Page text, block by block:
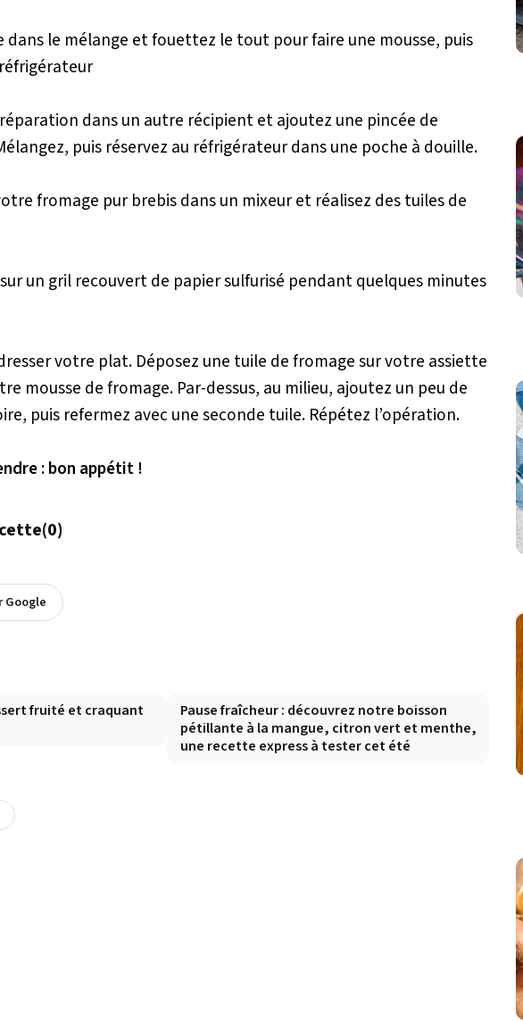
dans le mélange et fouettez le tout pour faire une mousse, puis
dans un autre récipient et ajoutez une pincée de
puis réservez au réfrigérateur dans une poche à douille.
fromage pur brebis dans un mixeur et réalisez des tuiles de
un gril recouvert de papier sulfurisé pendant quelques minutes
votre plat. Déposez une tuile de fromage sur votre assiette
mousse de fromage. Par-dessus, au milieu, ajoutez un peu de
puis refermez avec une seconde tuile. Répétez l’opération.
: bon appétit !
(0)
Google
fruité et craquant
Pause fraîcheur : découvrez notre boisson
pétillante à la mangue, citron vert et menthe,
une recette express à tester cet été